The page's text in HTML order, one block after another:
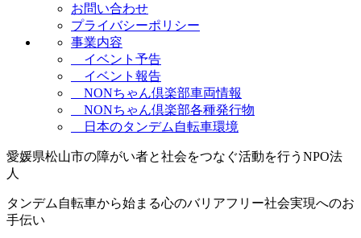
お問い合わせ
プライバシーポリシー
事業内容
イベント予告
イベント報告
NONちゃん倶楽部車両情報
NONちゃん倶楽部各種発行物
日本のタンデム自転車環境
愛媛県松山市の障がい者と社会をつなぐ活動を行うNPO法
人
タンデム自転車から始まる心のバリアフリー社会実現へのお
手伝い